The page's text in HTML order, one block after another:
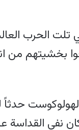
الحرب
بخشيتهم
نفي القداسة